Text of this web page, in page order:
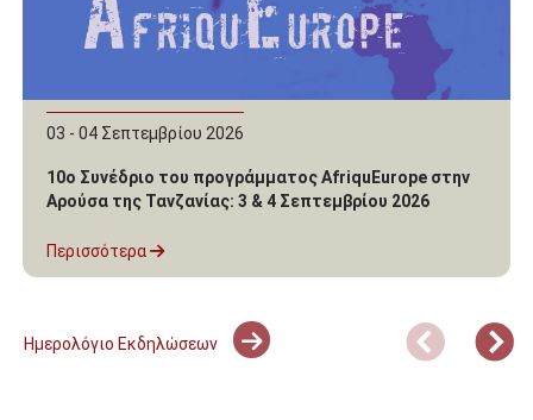
03 - 04 Σεπτεμβρίου 2026
10ο Συνέδριο του προγράμματος AfriquEurope στην
Αρούσα της Τανζανίας: 3 & 4 Σεπτεμβρίου 2026
Περισσότερα
Ημερολόγιο Εκδηλώσεων